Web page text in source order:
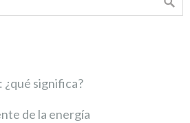
¿qué significa?
de la energía